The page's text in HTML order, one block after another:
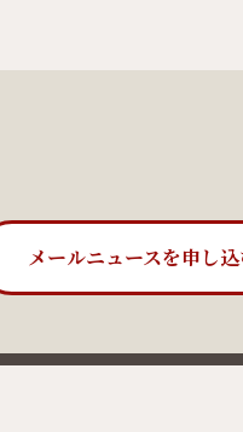
メールニュースを申し